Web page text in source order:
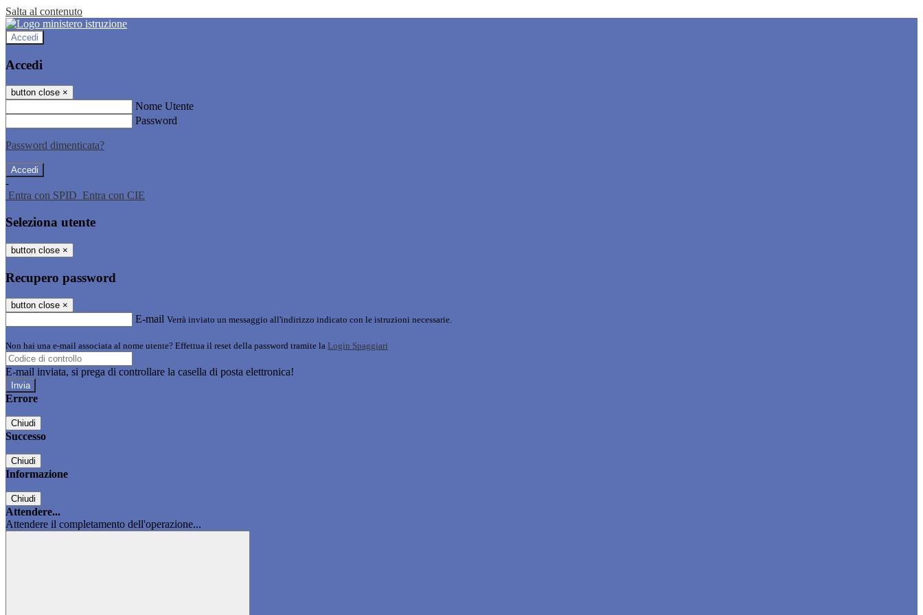
Salta al contenuto
Accedi
Accedi
button close ×
Nome Utente
Password
Password dimenticata?
-
Entra con SPID Entra con CIE
Seleziona utente
button close ×
Recupero password
button close ×
E-mail Verrà inviato un messaggio all'indirizzo indicato con le istruzioni necessarie.
Non hai una e-mail associata al nome utente? Effettua il reset della password tramite la Login Spaggiari
E-mail inviata, si prega di controllare la casella di posta elettronica!
Errore
Chiudi
Successo
Chiudi
Informazione
Chiudi
Attendere...
Attendere il completamento dell'operazione...